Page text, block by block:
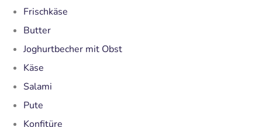
Frischkäse
Butter
Joghurtbecher mit Obst
Käse
Salami
Pute
Konfitüre